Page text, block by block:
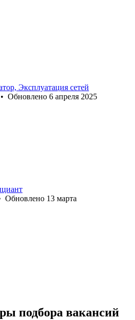
Эксплуатация сетей
• Обновлено 6 апреля 2025
Обновлено 13 марта
подбора вакансий